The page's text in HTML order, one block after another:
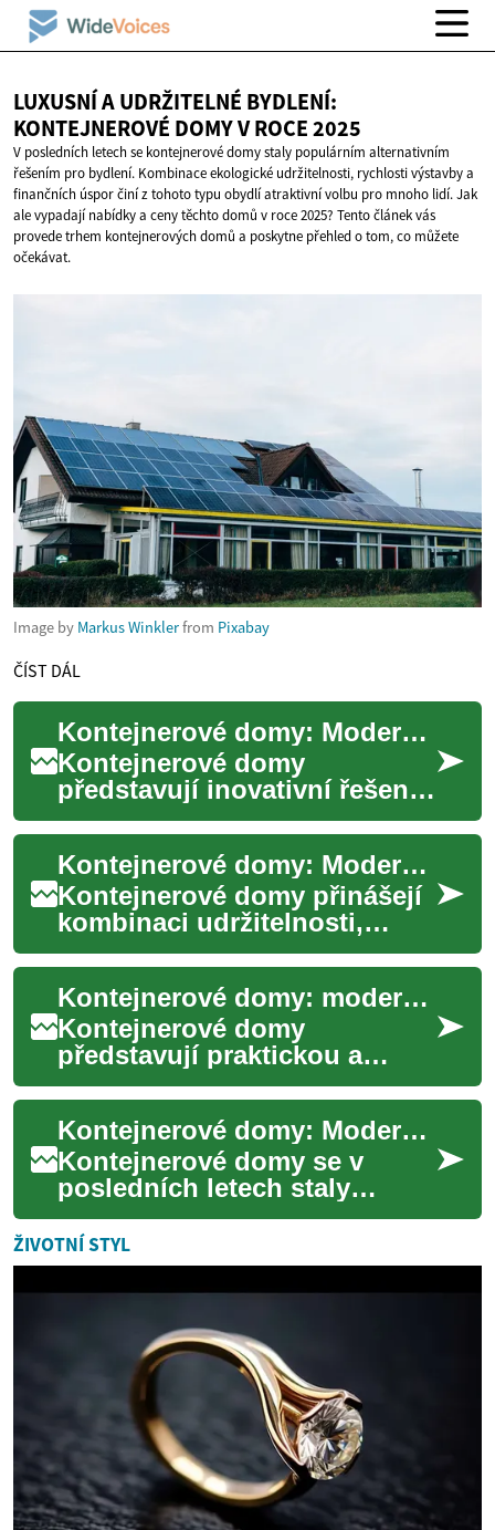
LUXUSNÍ A UDRŽITELNÉ BYDLENÍ:
KONTEJNEROVÉ DOMY VROCE 2025
V posledních letech se kontejnerové domy staly populárním alternativním
řešením pro bydlení. Kombinace ekologické udržitelnosti, rychlosti výstavby a
finančních úspor činí z tohoto typu obydlí atraktivní volbu pro mnoho lidí. Jak
ale vypadají nabídky a ceny těchto domů v roce 2025? Tento článek vás
provede trhem kontejnerových domů a poskytne přehled o tom, co můžete
očekávat.
Image by Markus Winklerfrom Pixabay
ČÍST DÁL
Kontejnerové domy: Moderní a udržitelné bydlení budoucnosti
Kontejnerové domy
představují inovativní řešení
bytové krize, které kombinuje
udržitelnost, cenovou
dostupnost a mode...
Kontejnerové domy: Moderní, udržitelné bydlení budoucnosti
Kontejnerové domy přinášejí
kombinaci udržitelnosti,
moderního designu a
finanční dostupnosti.
Přestavba námořních ko... Kontejnerové domy: moderní a udržitelné bydlení
Kontejnerové domy
představují praktickou a
ekologickou alternativu
klasického stavebnictví.
Nabízejí rychlou výstavbu...Kontejnerové domy: Moderní řešení pro udržitelné bydlení
Kontejnerové domy se v
posledních letech staly
fascinujícím trendem v
oblasti architektury a
udržitelného bydlení. Ty...
ŽIVOTNÍ STYL